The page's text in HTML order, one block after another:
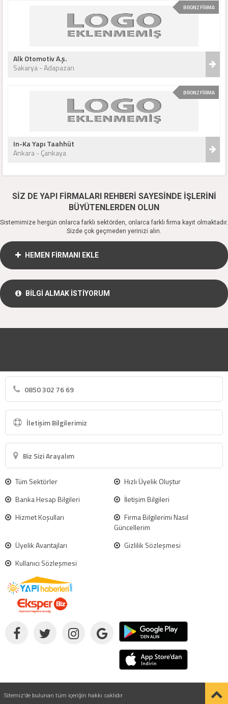
BRONZ FİRMA
Alk Otomotiv A.ş.
Sakarya - Adapazarı
BRONZ FİRMA
In-Ka Yapı Taahhüt
Ankara - Çankaya
SİZ DE YAPI FİRMALARI REHBERİ SAYESİNDE İŞLERİNİ
BÜYÜTENLERDEN OLUN
Sistemimize hergün onlarca farklı sektörden, onlarca farklı firma kayıt olmaktadır.
Sizde çok geçmeden yerinizi alın.
HEMEN FİRMANI EKLE
BİLGİ ALMAK İSTİYORUM
0850 302 76 69
İletişim Bilgilerimiz
Biz Sizi Arayalım
Tüm Sektörler
Hızlı Üyelik Oluştur
Banka Hesap Bilgileri
İletişim Bilgileri
Hizmet Koşulları
Firma Bilgilerimi Nasıl
Güncellerim
Üyelik Avantajları
Gizlilik Sözleşmesi
Kullanıcı Sözleşmesi
Sitemiz'de bulunan tüm içeriğin hakkı saklıdır